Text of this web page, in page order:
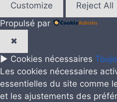
Customize Reject All
Propulsé par
✖
► Cookies nécessaires
Les cookies nécessaires
essentielles du site comme
et les ajustements des